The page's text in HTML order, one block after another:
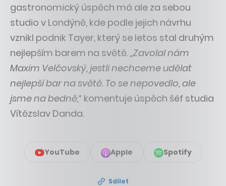
gastronomický úspěch má ale za sebou
studio v Londýně, kde podle jejich návrhu
vznikl podnik Tayer, který se letos stal druhým
nejlepším barem na světě.„Zavolal nám
Maxim Velčovský, jestli nechceme udělat
nejlepší bar na světě. To se nepovedlo, ale
jsme na bedně,“ komentuje úspěch šéf studia
Vítězslav Danda.
YouTube Apple Spotify
Sdílet